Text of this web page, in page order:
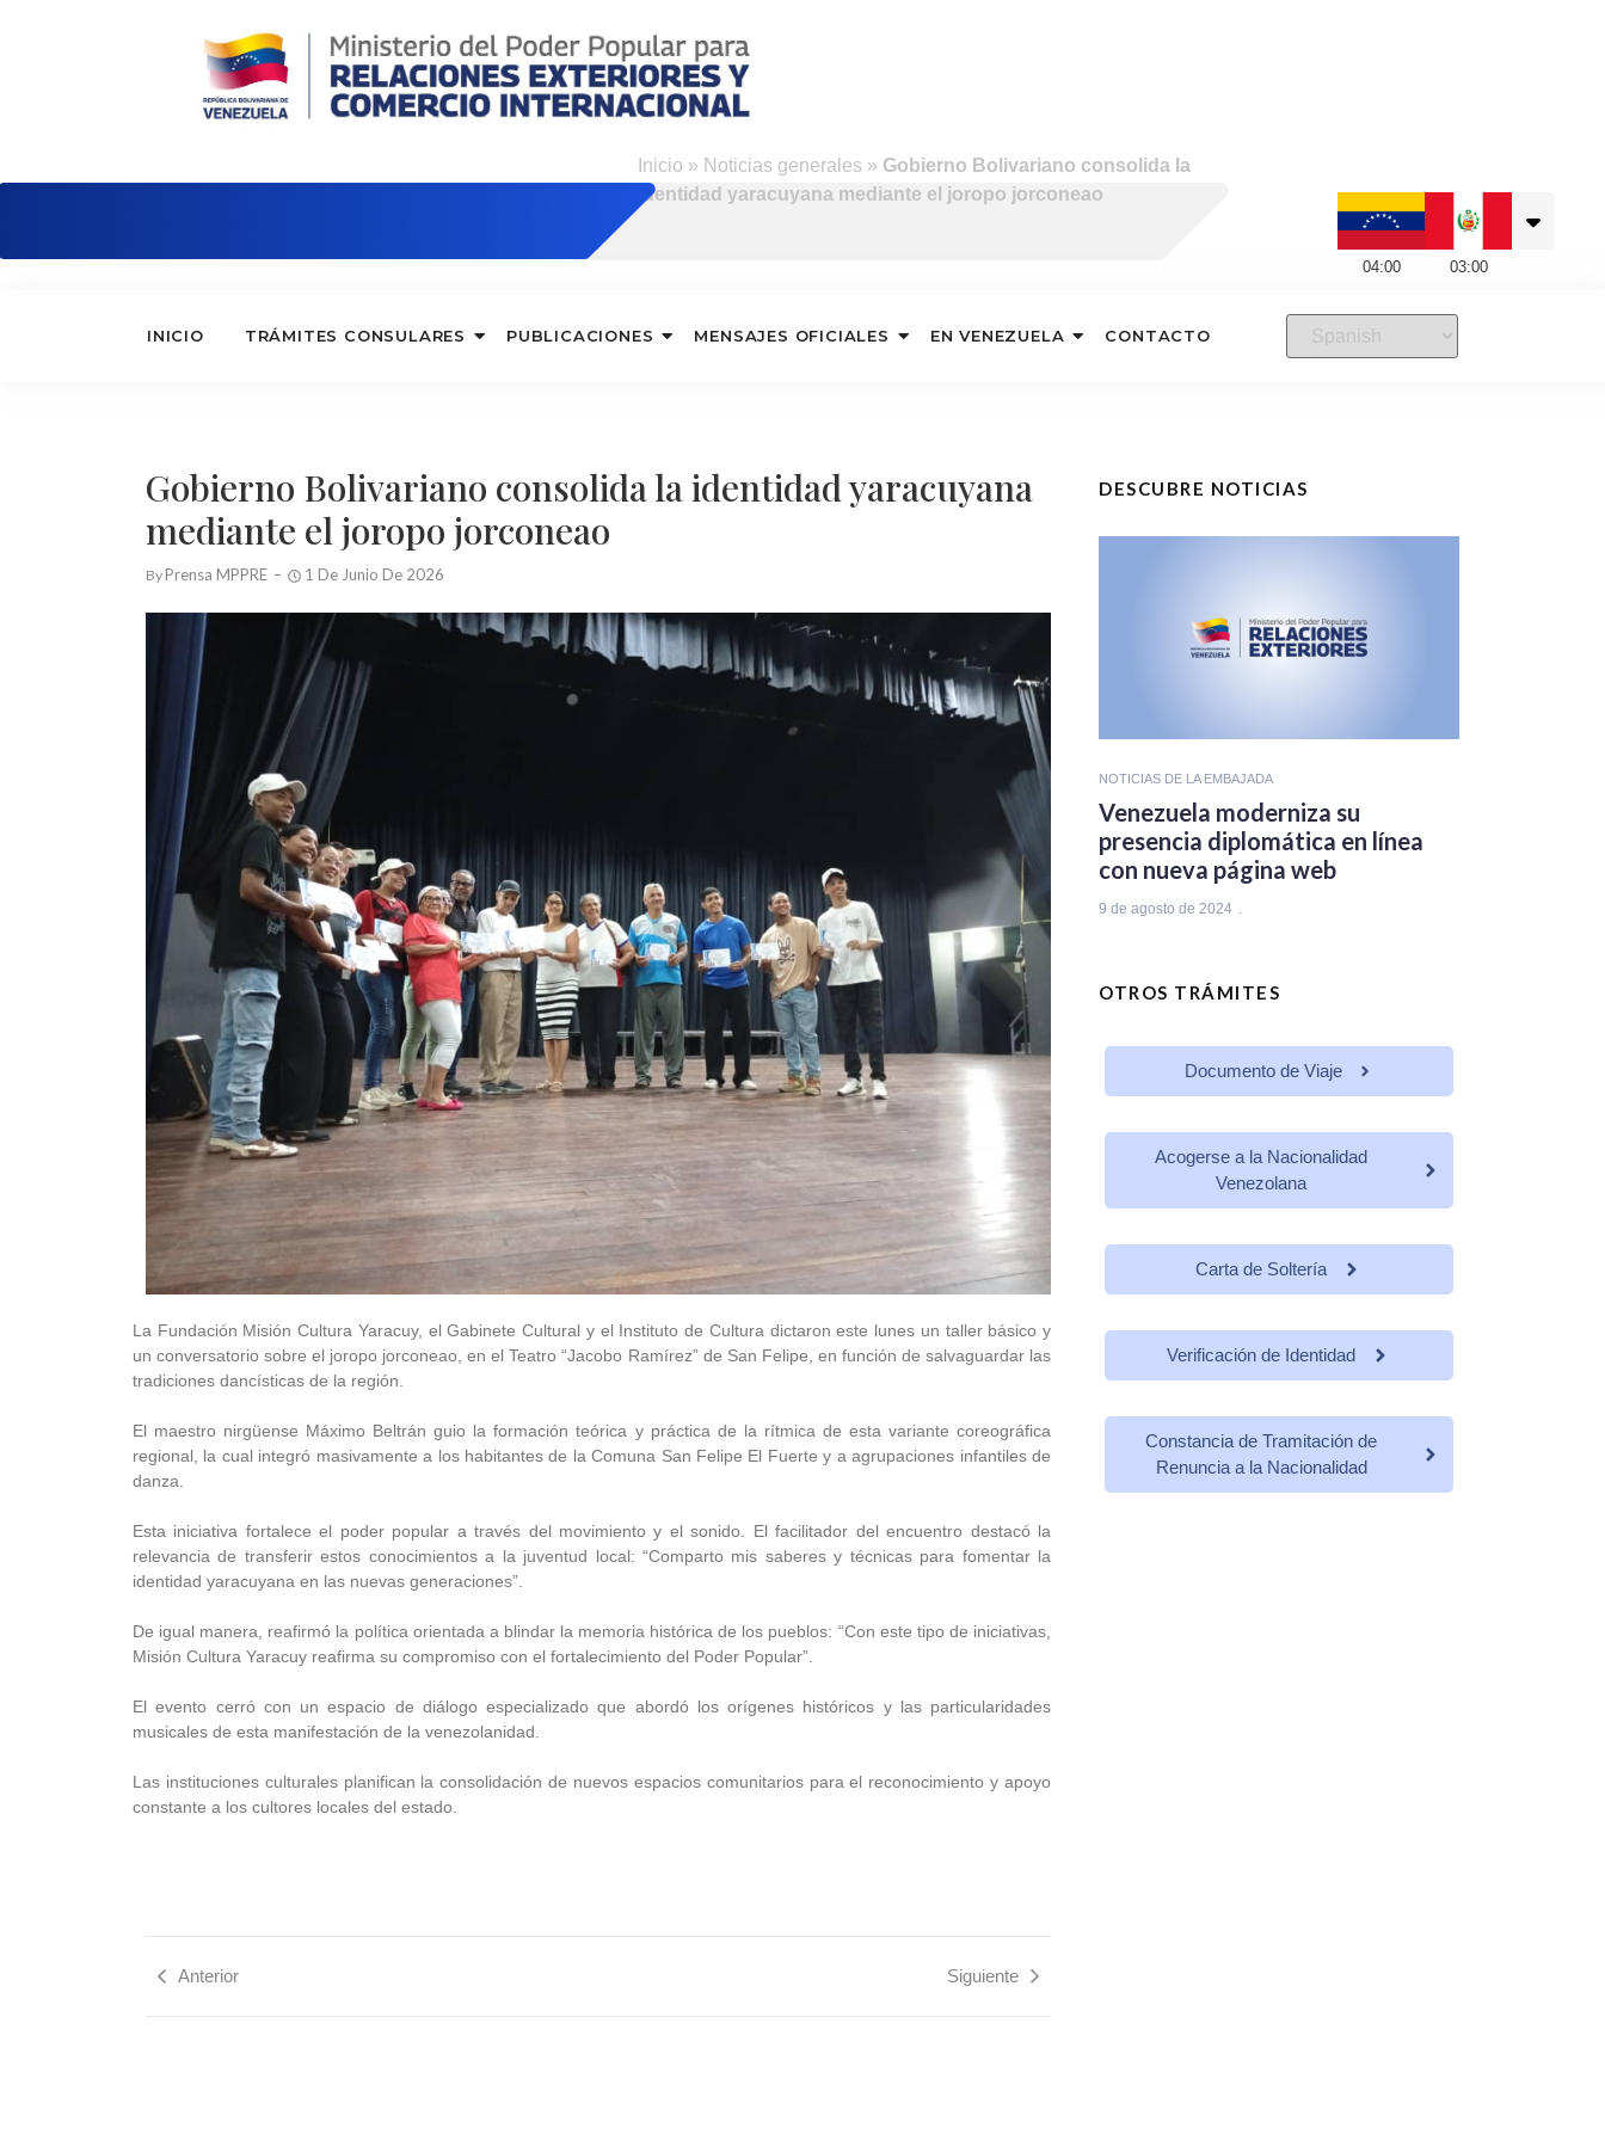
Inicio » Noticias generales » Gobierno Bolivariano consolida la
identidad yaracuyana mediante el joropo jorconeao
04:00 03:00
INICIO TRÁMITES CONSULARES PUBLICACIONES MENSAJES OFICIALES EN VENEZUELA CONTACTO
Gobierno Bolivariano consolida la identidad yaracuyana
mediante el joropo jorconeao
By Prensa MPPRE 1 De Junio De 2026
La Fundación Misión Cultura Yaracuy, el Gabinete Cultural y el Instituto de Cultura dictaron este lunes un taller básico y
un conversatorio sobre el joropo jorconeao, en el Teatro “Jacobo Ramírez” de San Felipe, en función de salvaguardar las
tradiciones dancísticas de la región.
El maestro nirgüense Máximo Beltrán guio la formación teórica y práctica de la rítmica de esta variante coreográfica
regional, la cual integró masivamente a los habitantes de la Comuna San Felipe El Fuerte y a agrupaciones infantiles de
danza.
Esta iniciativa fortalece el poder popular a través del movimiento y el sonido. El facilitador del encuentro destacó la
relevancia de transferir estos conocimientos a la juventud local: “Comparto mis saberes y técnicas para fomentar la
identidad yaracuyana en las nuevas generaciones”.
De igual manera, reafirmó la política orientada a blindar la memoria histórica de los pueblos: “Con este tipo de iniciativas,
Misión Cultura Yaracuy reafirma su compromiso con el fortalecimiento del Poder Popular”.
El evento cerró con un espacio de diálogo especializado que abordó los orígenes históricos y las particularidades
musicales de esta manifestación de la venezolanidad.
Las instituciones culturales planifican la consolidación de nuevos espacios comunitarios para el reconocimiento y apoyo
constante a los cultores locales del estado.
Anterior Siguiente
DESCUBRE NOTICIAS
NOTICIAS DE LA EMBAJADA
Venezuela moderniza su
presencia diplomática en línea
con nueva página web
9 de agosto de 2024
OTROS TRÁMITES
Documento de Viaje
Acogerse a la Nacionalidad
Venezolana
Carta de Soltería
Verificación de Identidad
Constancia de Tramitación de
Renuncia a la Nacionalidad